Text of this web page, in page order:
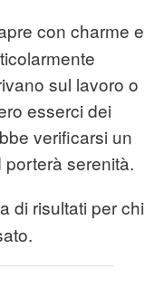
con charme e
sul lavoro o
esserci dei
verificarsi un
serenità.
di risultati per chi